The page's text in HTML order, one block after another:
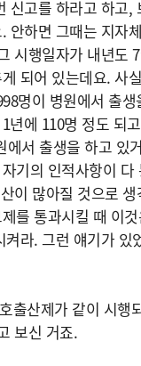
신고를 하라고 하고,
안하면 그때는 지자
시행일자가 내년도
되어 있는데요. 사
명이 병원에서 출
년에 110명 정도 되
에서 출생을 하고 있
기의 인적사항이 다
이 많아질 것으로
를 통과시킬 때 이
켜라. 그런 얘기가 있
출산제가 같이 시행
보신 거죠.